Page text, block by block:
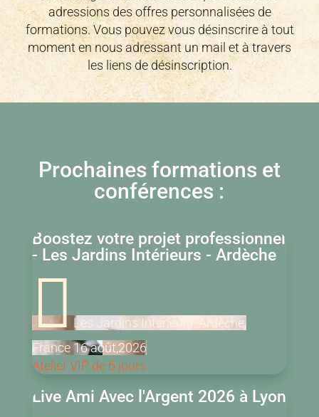
adressions des offres personnalisées de
formations. Vous pouvez vous désinscrire à tout
moment en nous adressant un mail et à travers
les liens de désinscription.
Prochaines formations et
conférences :
Boostez votre projet professionnel
- Les Jardins Intérieurs - Ardèche
Les Jardins Intérieurs, Ardèche,
France 16août,2026
Atelier VIP de 6 jours
Live Ami Avec l'Argent 2026 à Lyon